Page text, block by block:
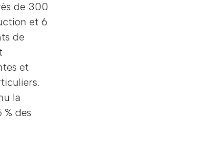
de 300
et 6
de
et
la
des